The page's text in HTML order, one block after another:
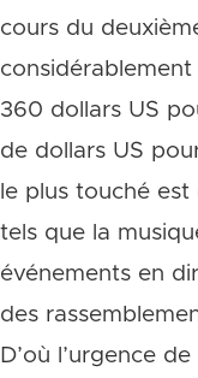
cours du
considérablement
360 dollars US
de dollars US
le plus touché
tels que la
événements en
des
D’où l’urgence